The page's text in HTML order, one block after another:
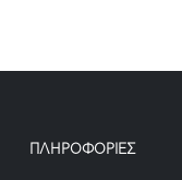
ΠΛΗΡΟΦΟΡΙΕΣ